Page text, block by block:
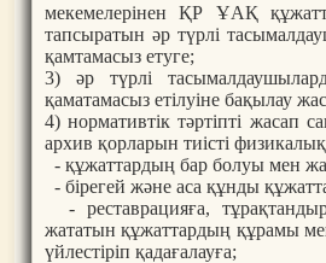
мекемелерінен ҚР ҰАҚ
тапсыратын әр түрлі
қамтамасыз етуге;
3) әр түрлі
қаматамасыз етілуіне бақылау
4) нормативтік тәртіпті жасап
архив қорларын тиісті
- құжаттардың бар болуы мен
- бірегей және аса құнды
- реставрацияға,
жататын құжаттардың құрамы
үйлестіріп қадағалауға;